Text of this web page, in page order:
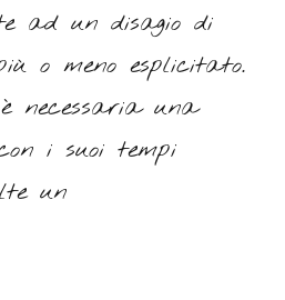
ad un disagio di
o meno esplicitato.
necessaria una
i suoi tempi
un